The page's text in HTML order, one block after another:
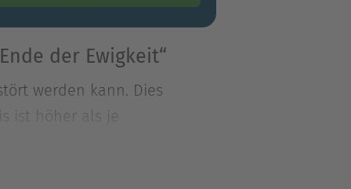
der Ewigkeit“
werden kann. Dies
ist höher als je
höher als je zuvor. Die